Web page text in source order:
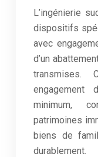
L’ingénierie
dispositifs
avec
d’un
transmises.
minimum,
patrimoines
biens de
durablement.